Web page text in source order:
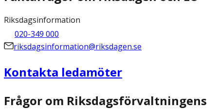
Riksdagsinformation
020-349 000
riksdagsinformation@riksdagen.se
Kontakta ledamöter
Frågor om Riksdagsförvaltningens